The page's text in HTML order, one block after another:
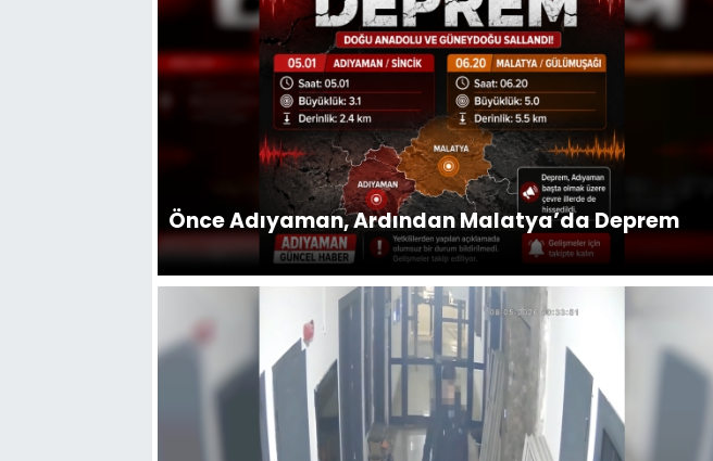
Önce Adıyaman, Ardından Malatya’da Deprem